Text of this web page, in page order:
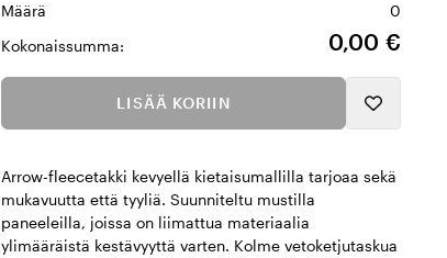
Määrä
0
Kokonaissumma:
0,00 €
LISÄÄ KORIIN
Arrow-fleecetakki kevyellä kietaisumallilla tarjoaa sekä
mukavuutta että tyyliä. Suunniteltu mustilla
paneeleilla, joissa on liimattua materiaalia
ylimääräistä kestävyyttä varten. Kolme vetoketjutaskua